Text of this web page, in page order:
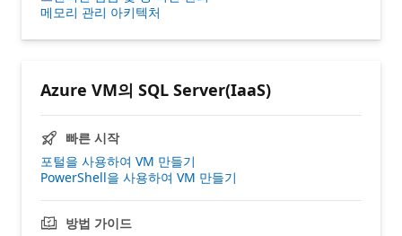
메모리 관리 아키텍처
Azure VM의 SQL Server(IaaS)
빠른 시작
포털을 사용하여 VM 만들기
PowerShell을 사용하여 VM 만들기
방법 가이드